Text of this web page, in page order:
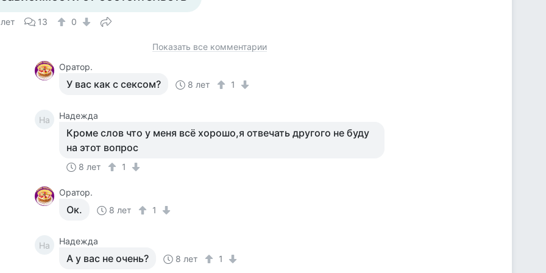
13 0
Показать все комментарии
Оратор.
У вас как с сексом? 8 лет 1
На Надежда
Кроме слов что у меня всё хорошо,я отвечать другого не буду
на этот вопрос
8 лет 1
Оратор.
Ок. 8 лет 1
На Надежда
А у вас не очень? 8 лет 1